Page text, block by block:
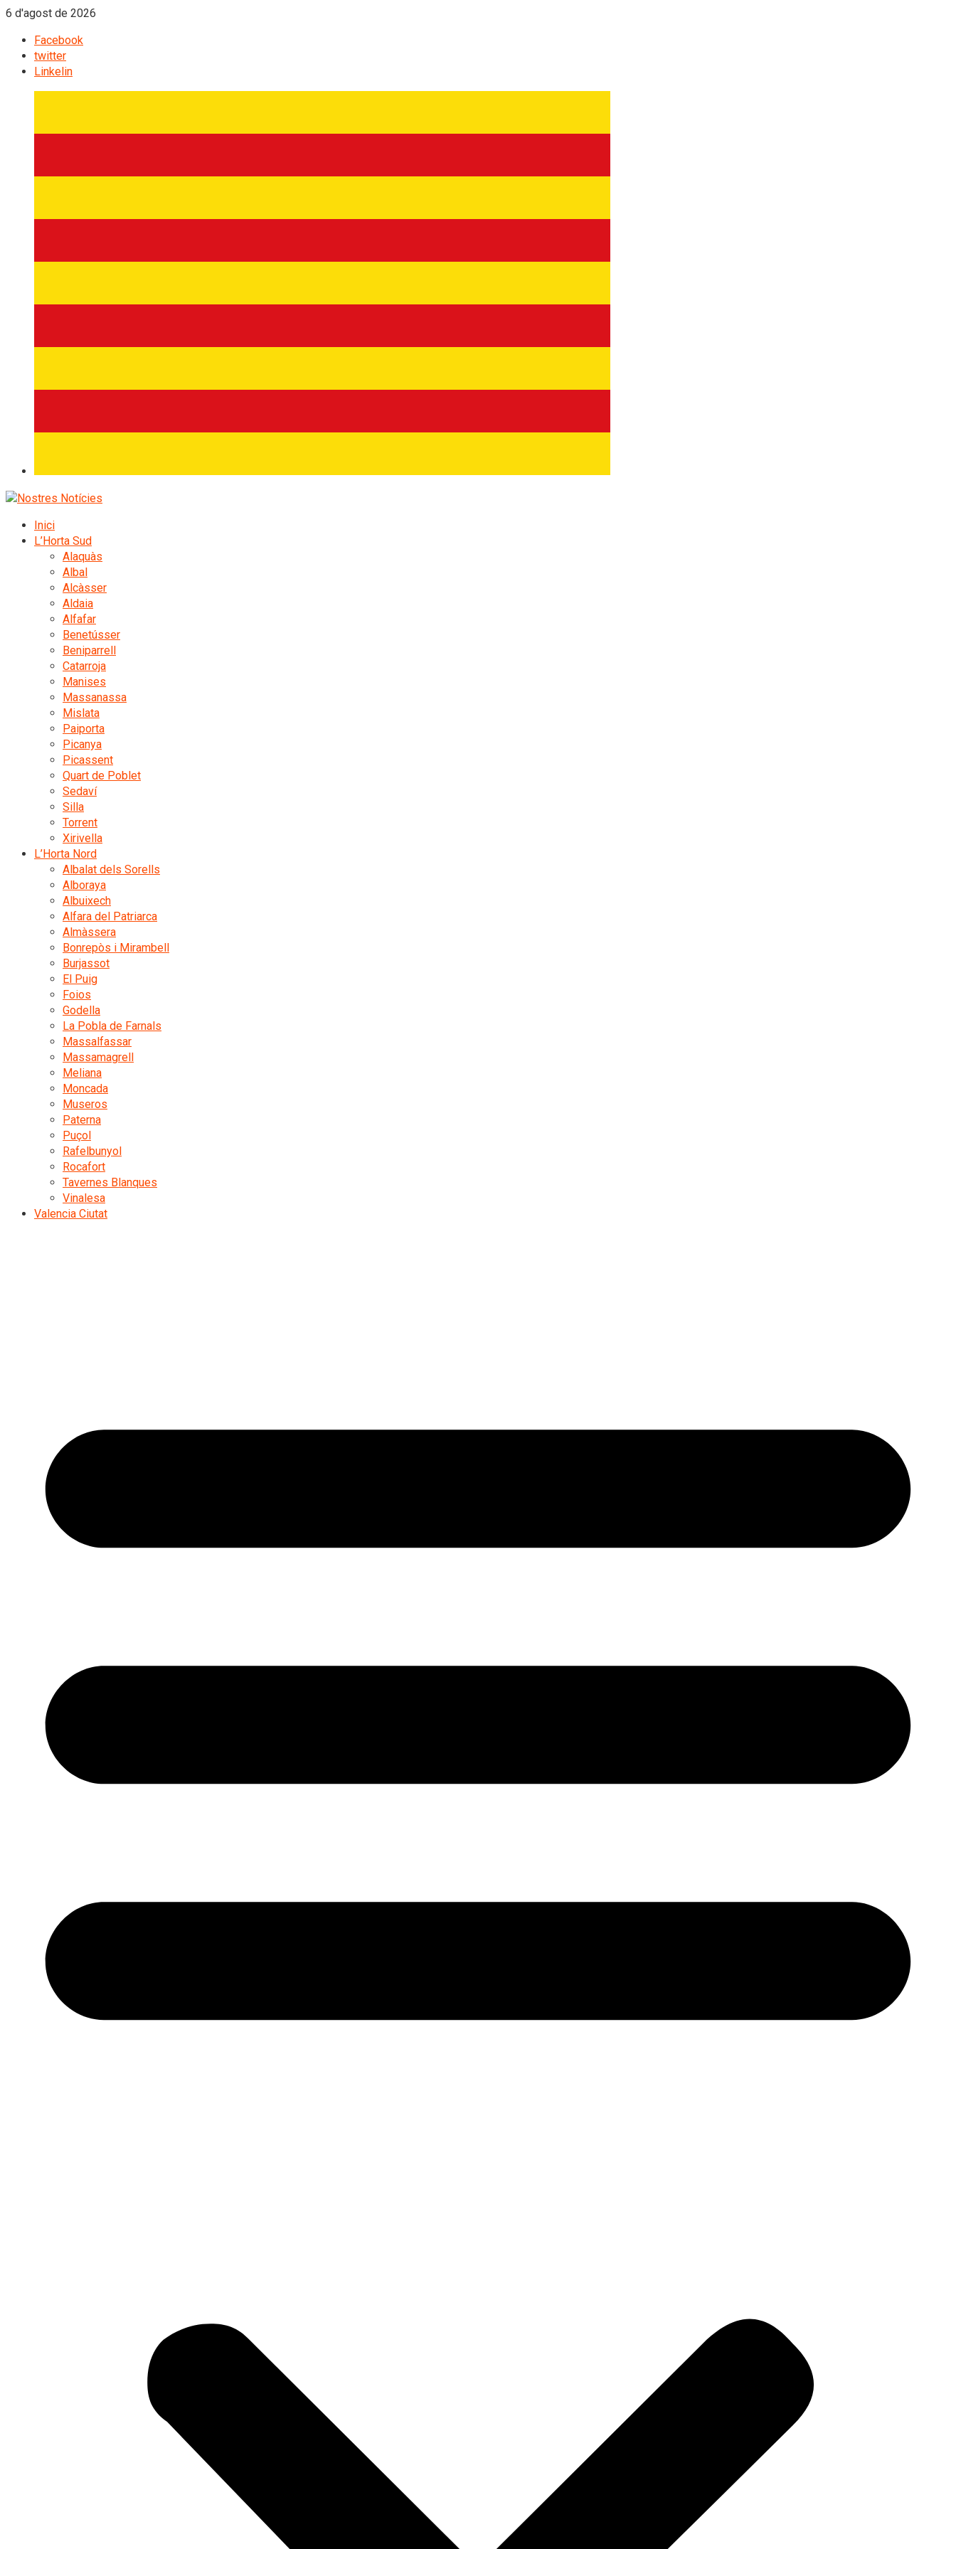
6 d'agost de 2026
Facebook
twitter
Linkelin
Inici
L’Horta Sud
Alaquàs
Albal
Alcàsser
Aldaia
Alfafar
Benetússer
Beniparrell
Catarroja
Manises
Massanassa
Mislata
Paiporta
Picanya
Picassent
Quart de Poblet
Sedaví
Silla
Torrent
Xirivella
L’Horta Nord
Albalat dels Sorells
Alboraya
Albuixech
Alfara del Patriarca
Almàssera
Bonrepòs i Mirambell
Burjassot
El Puig
Foios
Godella
La Pobla de Farnals
Massalfassar
Massamagrell
Meliana
Moncada
Museros
Paterna
Puçol
Rafelbunyol
Rocafort
Tavernes Blanques
Vinalesa
Valencia Ciutat